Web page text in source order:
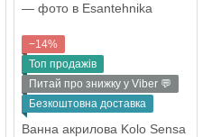
−14%
Топ продажів
Питай про знижку у Viber 💬
Безкоштовна доставка
Ванна акрилова Kolo Sensa